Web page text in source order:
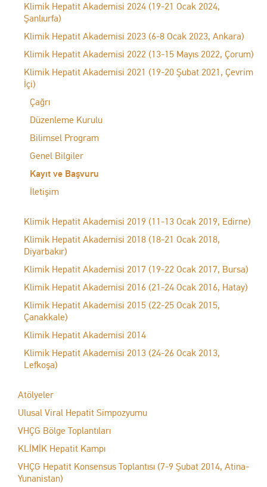
Klimik Hepatit Akademisi 2024 (19-21 Ocak 2024,
Şanlıurfa)
Klimik Hepatit Akademisi 2023 (6-8 Ocak 2023, Ankara)
Klimik Hepatit Akademisi 2022 (13-15 Mayıs 2022, Çorum)
Klimik Hepatit Akademisi 2021 (19-20 Şubat 2021, Çevrim
İçi)
Çağrı
Düzenleme Kurulu
Bilimsel Program
Genel Bilgiler
Kayıt ve Başvuru
İletişim
Klimik Hepatit Akademisi 2019 (11-13 Ocak 2019, Edirne)
Klimik Hepatit Akademisi 2018 (18-21 Ocak 2018,
Diyarbakır)
Klimik Hepatit Akademisi 2017 (19-22 Ocak 2017, Bursa)
Klimik Hepatit Akademisi 2016 (21-24 Ocak 2016, Hatay)
Klimik Hepatit Akademisi 2015 (22-25 Ocak 2015,
Çanakkale)
Klimik Hepatit Akademisi 2014
Klimik Hepatit Akademisi 2013 (24-26 Ocak 2013,
Lefkoşa)
Atölyeler
Ulusal Viral Hepatit Simpozyumu
VHÇG Bölge Toplantıları
KLİMİK Hepatit Kampı
VHÇG Hepatit Konsensus Toplantısı (7-9 Şubat 2014, Atina-
Yunanistan)